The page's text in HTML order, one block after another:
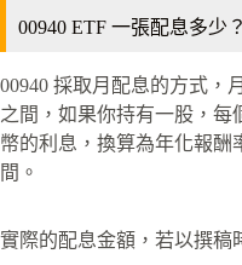
00940 ETF 一張配息多少？
00940 採取月配息的方式，
之間，如果你持有一股，每
幣的利息，換算為年化報酬
間。
實際的配息金額，若以撰稿